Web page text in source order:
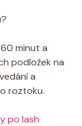
minut a
podložek na
a
roztoku.
po lash